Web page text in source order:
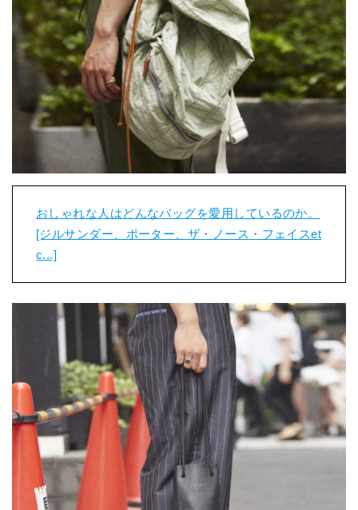
おしゃれな人はどんなバッグを愛用しているのか。
[ジルサンダー、ポーター、ザ・ノース・フェイスet
c...]